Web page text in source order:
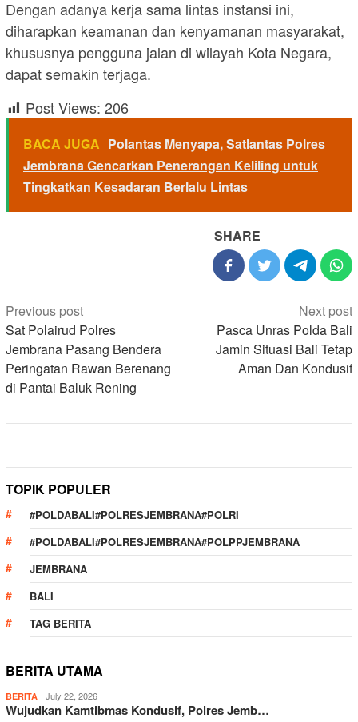
Dengan adanya kerja sama lintas instansi ini,
diharapkan keamanan dan kenyamanan masyarakat,
khususnya pengguna jalan di wilayah Kota Negara,
dapat semakin terjaga.
Post Views: 206
BACA JUGA Polantas Menyapa, Satlantas Polres
Jembrana Gencarkan Penerangan Keliling untuk
Tingkatkan Kesadaran Berlalu Lintas
SHARE
Post
navigation
Previous post
Sat Polairud Polres
Jembrana Pasang Bendera
Peringatan Rawan Berenang
di Pantai Baluk Rening
Next post
Pasca Unras Polda Bali
Jamin Situasi Bali Tetap
Aman Dan Kondusif
TOPIK POPULER
#POLDABALI#POLRESJEMBRANA#POLRI
#POLDABALI#POLRESJEMBRANA#POLPPJEMBRANA
JEMBRANA
BALI
TAG BERITA
BERITA UTAMA
BERITA July 22, 2026
Wujudkan Kamtibmas Kondusif, Polres Jemb…